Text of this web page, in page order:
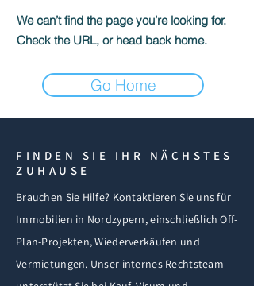
We can’t find the page you’re looking for.
Check the URL, or head back home.
Go Home
FINDEN SIE IHR NÄCHSTES
ZUHAUSE
Brauchen Sie Hilfe? Kontaktieren Sie uns für
Immobilien in Nordzypern, einschließlich Off-
Plan-Projekten, Wiederverkäufen und
Vermietungen. Unser internes Rechtsteam